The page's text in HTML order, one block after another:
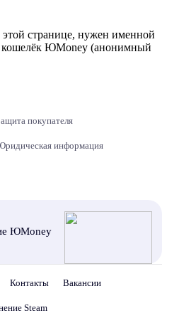
этой странице, нужен именной
ЮMoney (анонимный
покупателя
информация
ЮMoney
Контакты Вакансии
Steam